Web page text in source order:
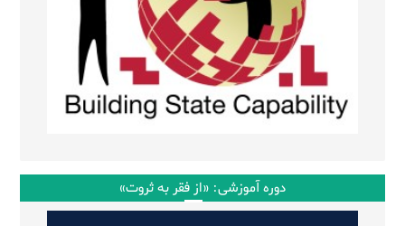
دوره آموزشی: «از فقر به ثروت»